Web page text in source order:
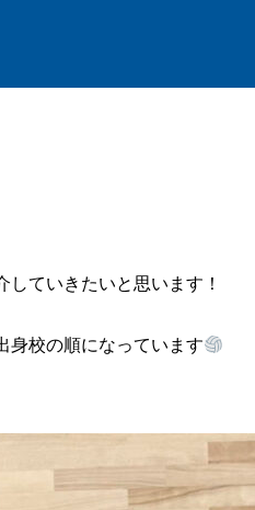
ていきたいと思います！
身校の順になっています